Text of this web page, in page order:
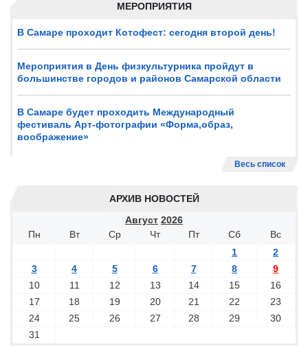
МЕРОПРИЯТИЯ
В Самаре проходит Котофест: сегодня второй день!
Мероприятия в День физкультурника пройдут в
большинстве городов и районов Самарской области
В Самаре будет проходить Международный
фестиваль Арт-фотографии «Форма,образ,
воображение»
Весь список
АРХИВ НОВОСТЕЙ
Август 2026
Пн
Вт Ср Чт Пт Сб
Вс
1
2
3
4 5 6 7 8
9
10
11 12 13 14 15
16
17
18 19 20 21 22
23
24
25 26 27 28 29
30
31